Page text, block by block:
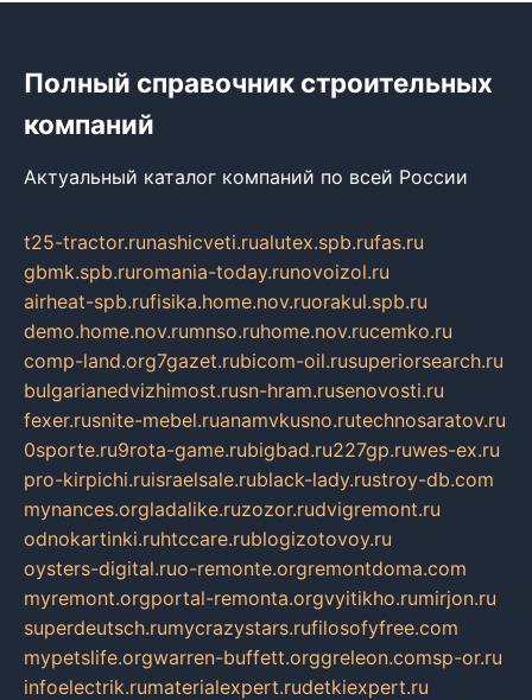
Полный справочник строительных
компаний
Актуальный каталог компаний по всей России
t25-tractor.runashicveti.rualutex.spb.rufas.ru
gbmk.spb.ruromania-today.runovoizol.ru
airheat-spb.rufisika.home.nov.ruorakul.spb.ru
demo.home.nov.rumnso.ruhome.nov.rucemko.ru
comp-land.org7gazet.rubicom-oil.rusuperiorsearch.ru
bulgarianedvizhimost.rusn-hram.rusenovosti.ru
fexer.rusnite-mebel.ruanamvkusno.rutechnosaratov.ru
0sporte.ru9rota-game.rubigbad.ru227gp.ruwes-ex.ru
pro-kirpichi.ruisraelsale.rublack-lady.rustroy-db.com
mynances.orgladalike.ruzozor.rudvigremont.ru
odnokartinki.ruhtccare.rublogizotovoy.ru
oysters-digital.ruo-remonte.orgremontdoma.com
myremont.orgportal-remonta.orgvyitikho.rumirjon.ru
superdeutsch.rumycrazystars.rufilosofyfree.com
mypetslife.orgwarren-buffett.orggreleon.comsp-or.ru
infoelectrik.rumaterialexpert.rudetkiexpert.ru